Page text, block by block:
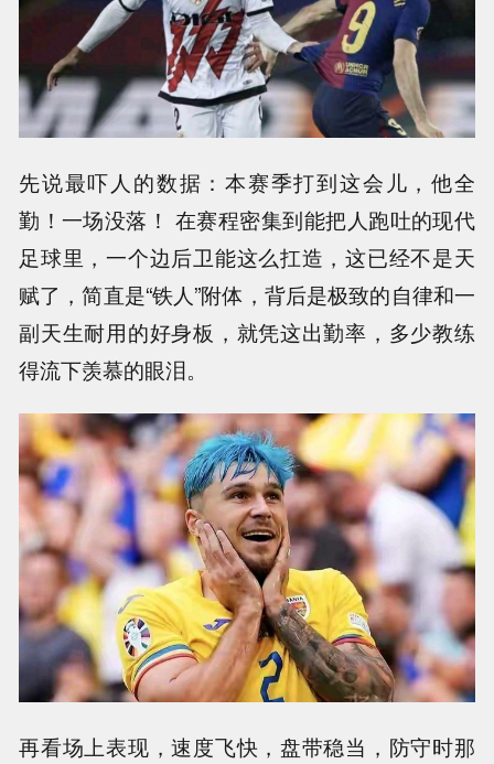
先说最吓人的数据：本赛季打到这会儿，他全
勤！一场没落！ 在赛程密集到能把人跑吐的现代
足球里，一个边后卫能这么扛造，这已经不是天
赋了，简直是“铁人”附体，背后是极致的自律和一
副天生耐用的好身板，就凭这出勤率，多少教练
得流下羡慕的眼泪。
再看场上表现，速度飞快，盘带稳当，防守时那